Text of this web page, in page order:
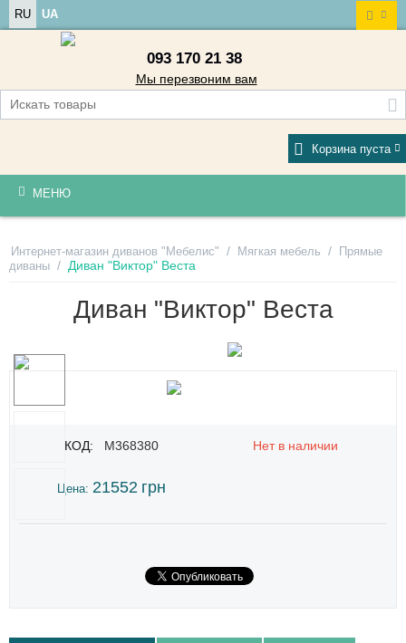
RU UA
093 170 21 38
Мы перезвоним вам
Корзина пуста
МЕНЮ
Интернет-магазин диванов "Мебелис" / Мягкая мебель / Прямые
диваны / Диван "Виктор" Веста
Диван "Виктор" Веста
КОД: M368380 Нет в наличии
Цена: 21552 грн